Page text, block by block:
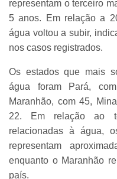
representam o terceiro
5 anos. Em relação a
água voltou a subir,
nos casos registrados.
Os estados que mais
água foram Pará,
Maranhão, com 45,
22. Em relação ao
relacionadas à água,
representam
enquanto o Maranhão
país.